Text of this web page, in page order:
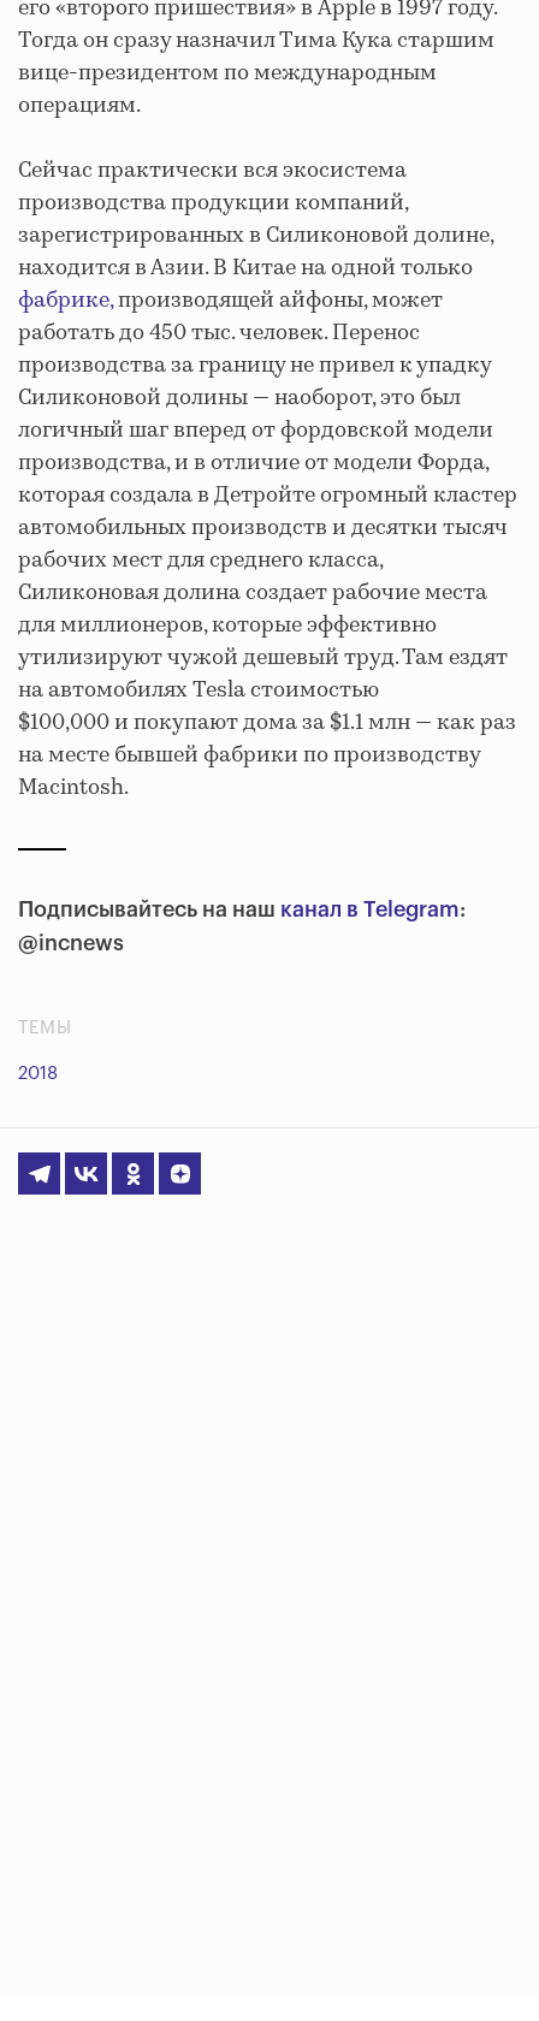
его «второго пришествия» в Apple в 1997 году.
Тогда он сразу назначил Тима Кука старшим
вице-президентом по международным
операциям.
Сейчас практически вся экосистема
производства продукции компаний,
зарегистрированных в Силиконовой долине,
находится в Азии. В Китае на одной только
фабрике,производящей айфоны, может
работать до 450 тыс. человек. Перенос
производства за границу не привел к упадку
Силиконовой долины — наоборот, это был
логичный шаг вперед от фордовской модели
производства, и в отличие от модели Форда,
которая создала в Детройте огромный кластер
автомобильных производств и десятки тысяч
рабочих мест для среднего класса,
Силиконовая долина создает рабочие места
для миллионеров, которые эффективно
утилизируют чужой дешевый труд. Там ездят
на автомобилях Tesla стоимостью
$100,000 и покупают дома за $1.1 млн — как раз
на месте бывшей фабрики по производству
Macintosh.
Подписывайтесь на наш канал в Telegram:
@incnews
ТЕМЫ
2018